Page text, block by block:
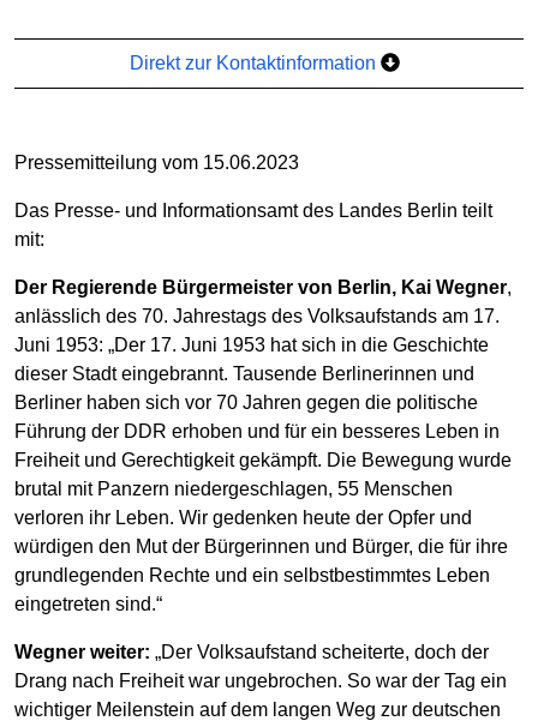
Direkt zur Kontaktinformation
Pressemitteilung vom 15.06.2023
Das Presse- und Informationsamt des Landes Berlin teilt
mit:
Der Regierende Bürgermeister von Berlin, Kai Wegner,
anlässlich des 70. Jahrestags des Volksaufstands am 17.
Juni 1953: „Der 17. Juni 1953 hat sich in die Geschichte
dieser Stadt eingebrannt. Tausende Berlinerinnen und
Berliner haben sich vor 70 Jahren gegen die politische
Führung der DDR erhoben und für ein besseres Leben in
Freiheit und Gerechtigkeit gekämpft. Die Bewegung wurde
brutal mit Panzern niedergeschlagen, 55 Menschen
verloren ihr Leben. Wir gedenken heute der Opfer und
würdigen den Mut der Bürgerinnen und Bürger, die für ihre
grundlegenden Rechte und ein selbstbestimmtes Leben
eingetreten sind.“
Wegner weiter: „Der Volksaufstand scheiterte, doch der
Drang nach Freiheit war ungebrochen. So war der Tag ein
wichtiger Meilenstein auf dem langen Weg zur deutschen